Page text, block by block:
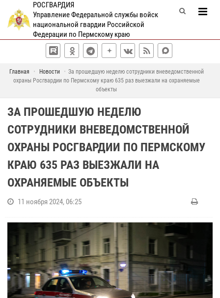
РОСГВАРДИЯ
Управление Федеральной службы войск
национальной гвардии Российской
Федерации по Пермскому краю
Главная Новости
За прошедшую неделю сотрудники вневедомственной
охраны Росгвардии по Пермскому краю 635 раз выезжали на охраняемые
объекты
ЗА ПРОШЕДШУЮ НЕДЕЛЮ
СОТРУДНИКИ ВНЕВЕДОМСТВЕННОЙ
ОХРАНЫ РОСГВАРДИИ ПО ПЕРМСКОМУ
КРАЮ 635 РАЗ ВЫЕЗЖАЛИ НА
ОХРАНЯЕМЫЕ ОБЪЕКТЫ
11 ноября 2024, 06:25